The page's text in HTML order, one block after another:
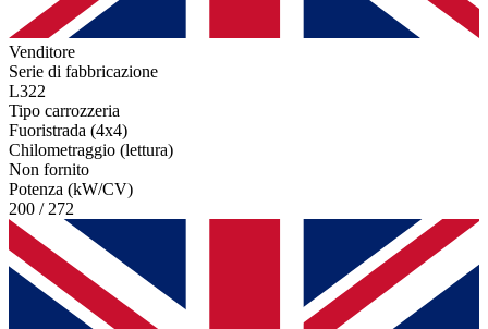
Venditore
Serie di fabbricazione
L322
Tipo carrozzeria
Fuoristrada (4x4)
Chilometraggio (lettura)
Non fornito
Potenza (kW/CV)
200 / 272